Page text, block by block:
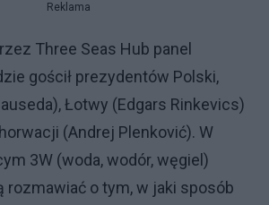
Reklama
Three Seas Hub panel
gościł prezydentów Polski,
Łotwy (Edgars Rinkevics)
(Andrej Plenković). W
3W (woda, wodór, węgiel)
rozmawiać o tym, w jaki sposób